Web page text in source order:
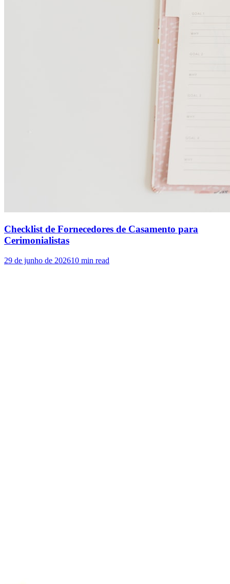
Checklist de Fornecedores de Casamento para
Cerimonialistas
29 de junho de 202610 min read